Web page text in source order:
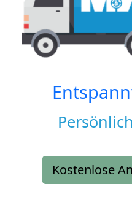
Kostenlose